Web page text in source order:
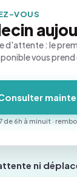
ni
VOUS
d'attente : le
vous prend
de 6h à minuit ·